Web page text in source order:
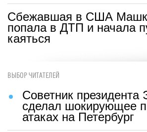
Сбежавшая в США
попала в ДТП и начала
каяться
ВЫБОР ЧИТАТЕЛЕЙ
Советник президента
сделал шокирующее
атаках на Петербург